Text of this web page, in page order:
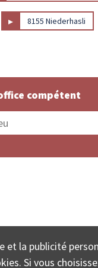
▸ 8155 Niederhasli
compétent
la publicité
Si vous
SA